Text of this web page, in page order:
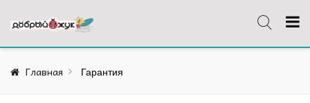
Главная Гарантия